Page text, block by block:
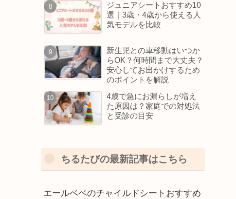
ジュニアシートおすすめ10
選｜3歳・4歳から使える人
気モデルを比較
新生児との車移動はいつか
らOK？何時間まで大丈夫？
安心してお出かけするため
のポイントを解説
4歳で急にお漏らしが増え
た原因は？家庭での対処法
と受診の目安
ちるたびの最新記事はこちら
エールベベのチャイルドシートおすすめ